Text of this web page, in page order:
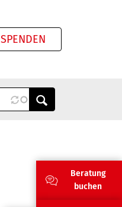
SPENDEN
Beratung
buchen